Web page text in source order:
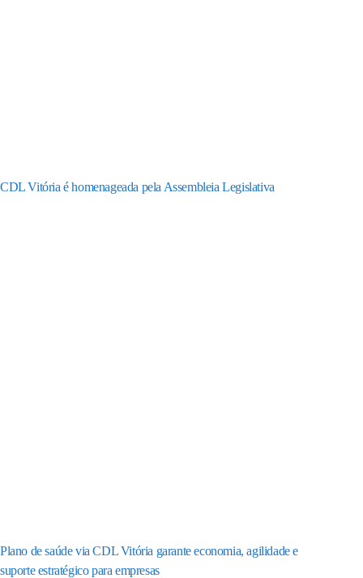
CDL Vitória é homenageada pela Assembleia Legislativa
Plano de saúde via CDL Vitória garante economia, agilidade e
suporte estratégico para empresas